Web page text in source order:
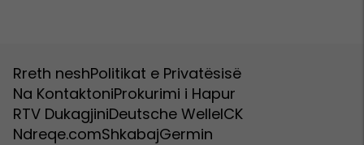
Rreth neshPolitikat e Privatësisë
Na KontaktoniProkurimi i Hapur
RTV DukagjiniDeutsche WelleICK
Ndreqe.comShkabajGermin